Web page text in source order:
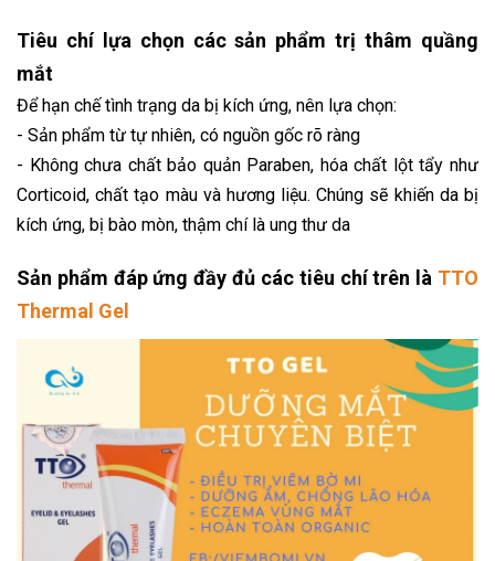
Tiêu chí lựa chọn các sản phẩm trị thâm quầng
mắt
Để hạn chế tình trạng da bị kích ứng, nên lựa chọn:
- Sản phẩm từ tự nhiên, có nguồn gốc rõ ràng
- Không chưa chất bảo quản Paraben, hóa chất lột tẩy như
Corticoid, chất tạo màu và hương liệu. Chúng sẽ khiến da bị
kích ứng, bị bào mòn, thậm chí là ung thư da
Sản phẩm đáp ứng đầy đủ các tiêu chí trên là TTO
Thermal Gel